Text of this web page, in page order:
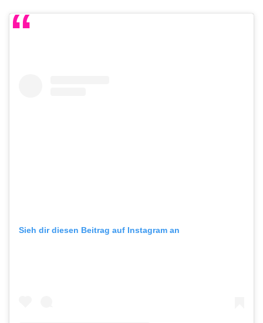
Sieh dir diesen Beitrag auf Instagram an